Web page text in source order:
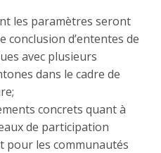
les paramètres seront
conclusion d’ententes de
avec plusieurs
dans le cadre de
concrets quant à
de participation
pour les communautés